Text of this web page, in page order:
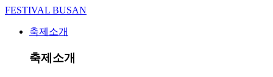
FESTIVAL BUSAN
축제소개
축제소개